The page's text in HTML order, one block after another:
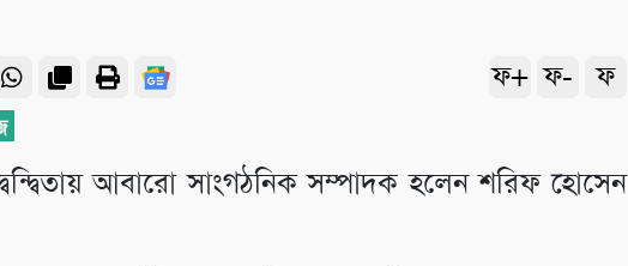
ফ+ ফ- ফ
আবারো সাংগঠনিক সম্পাদক হলেন শরিফ হোসেন